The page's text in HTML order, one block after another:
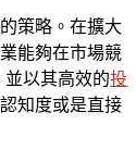
策略。在擴大
能夠在市場競
以其高效的投
知度或是直接